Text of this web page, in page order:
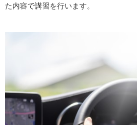
た内容で講習を行います。